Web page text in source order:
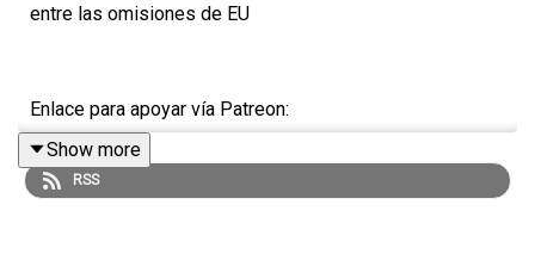
entre las omisiones de EU
Enlace para apoyar vía Patreon:
https://www.patreon.com/julioastillero
Show more
RSS